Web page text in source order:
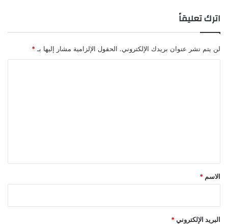
اترك تعليقاً
لن يتم نشر عنوان بريدك الإلكتروني. الحقول الإلزامية مشار إليها بـ *
*
الاسم *
البريد الإلكتروني *